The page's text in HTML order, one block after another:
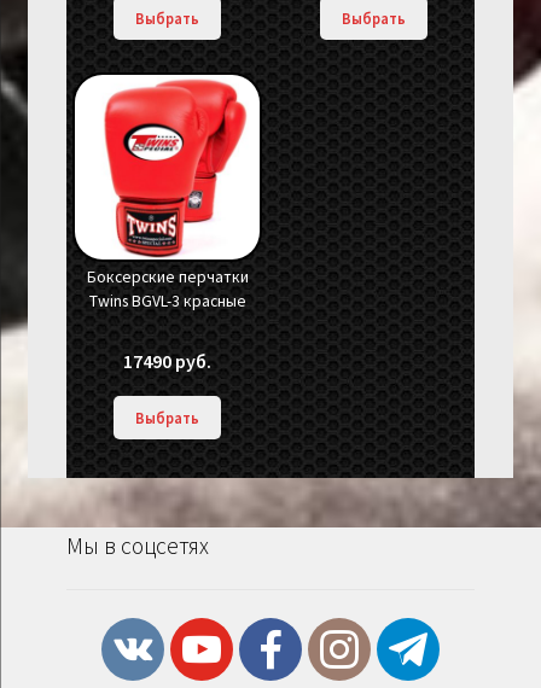
Выбрать Выбрать
Боксерские перчатки
Twins BGVL-3 красные
17490руб.
Выбрать
Мы в соцсетях